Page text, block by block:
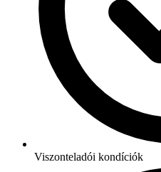
Viszonteladói kondíciók